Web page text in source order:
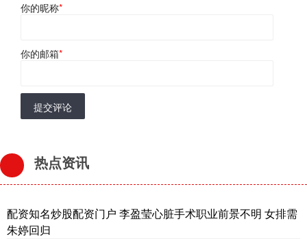
你的昵称*
你的邮箱*
提交评论
热点资讯
配资知名炒股配资门户 李盈莹心脏手术职业前景不明 女排需
朱婷回归